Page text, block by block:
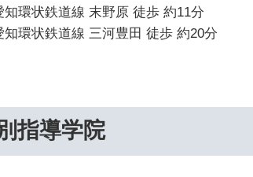
知環状鉄道線 末野原 徒歩 約11分
知環状鉄道線 三河豊田 徒歩 約20分
指導学院